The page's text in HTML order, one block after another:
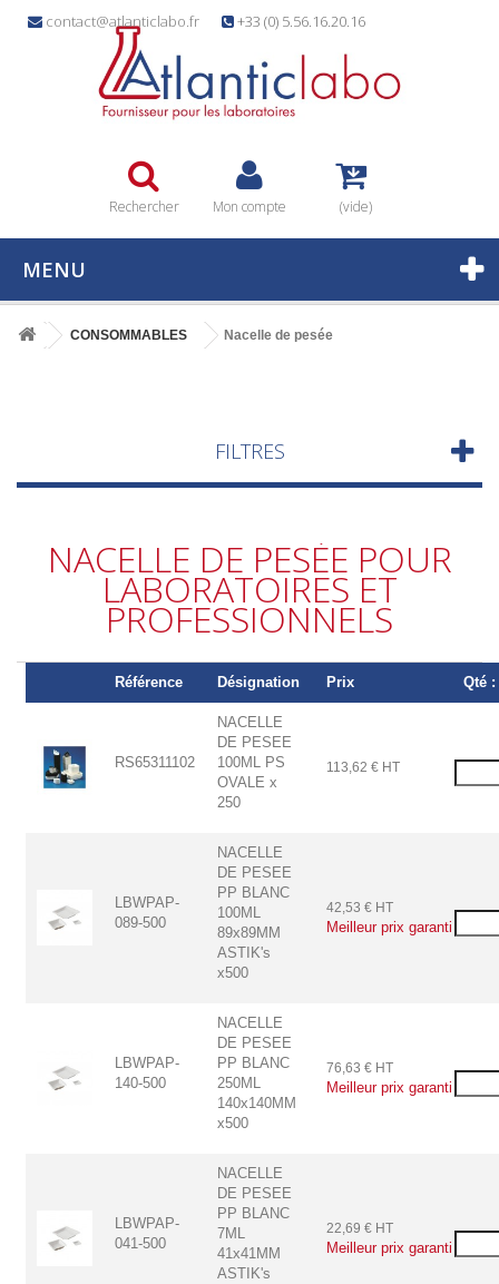
contact@atlanticlabo.fr +33 (0) 5.56.16.20.16
Rechercher Mon compte (vide)
MENU
CONSOMMABLES Nacelle de pesée
FILTRES
NACELLE DE PESÉE POUR
LABORATOIRES ET
PROFESSIONNELS
Référence Désignation Prix Qté :
RS65311102
NACELLE
DE PESEE
100ML PS
OVALE x
250
113,62 € HT
LBWPAP-
089-500
NACELLE
DE PESEE
PP BLANC
100ML
89x89MM
ASTIK's
x500
42,53 € HT
Meilleur prix garanti
LBWPAP-
140-500
NACELLE
DE PESEE
PP BLANC
250ML
140x140MM
x500
76,63 € HT
Meilleur prix garanti
LBWPAP-
041-500
NACELLE
DE PESEE
PP BLANC
7ML
41x41MM
ASTIK's
22,69 € HT
Meilleur prix garanti